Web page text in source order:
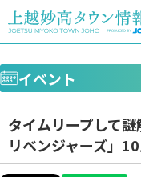
イベント
タイムリープして
リベンジャーズ」